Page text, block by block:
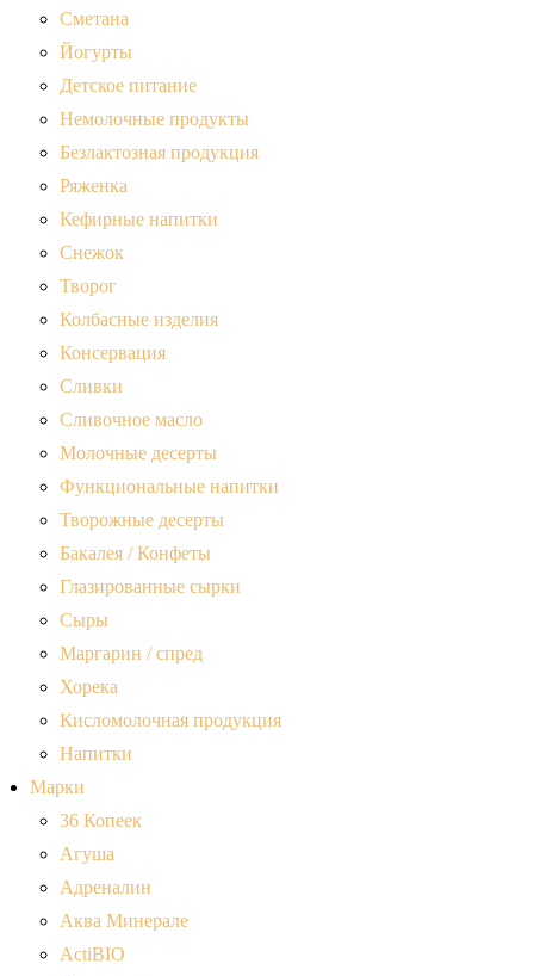
Сметана
Йогурты
Детское питание
Немолочные продукты
Безлактозная продукция
Ряженка
Кефирные напитки
Снежок
Творог
Колбасные изделия
Консервация
Сливки
Сливочное масло
Молочные десерты
Функциональные напитки
Творожные десерты
Бакалея / Конфеты
Глазированные сырки
Сыры
Маргарин / спред
Хорека
Кисломолочная продукция
Напитки
Марки
36 Копеек
Агуша
Адреналин
Аква Минерале
ActiBIO